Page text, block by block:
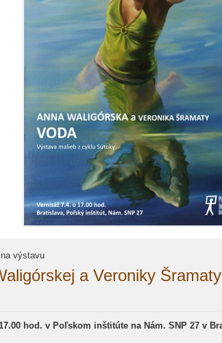
výstavu
a Veroniky
hod. v Poľskom inštitúte na Nám. SNP 27 v